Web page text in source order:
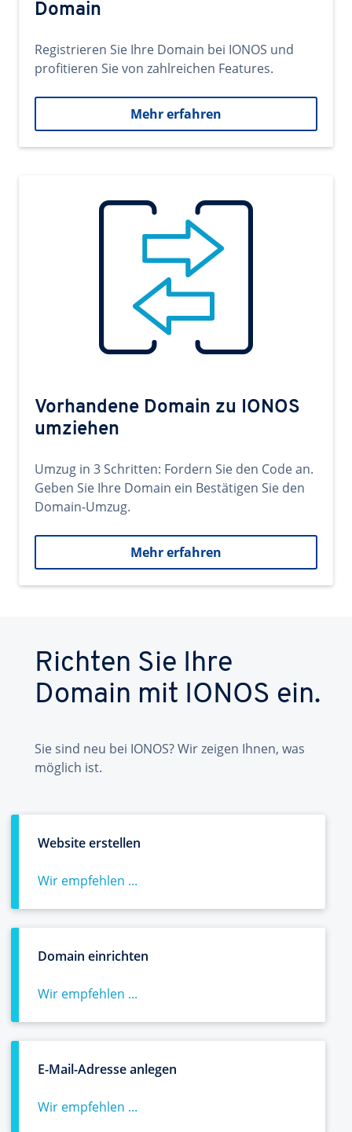
Domain
Registrieren Sie Ihre Domain bei IONOS und
profitieren Sie von zahlreichen Features.
Mehr erfahren
Vorhandene Domain zu IONOS
umziehen
Umzug in 3 Schritten: Fordern Sie den Code an.
Geben Sie Ihre Domain ein Bestätigen Sie den
Domain-Umzug.
Mehr erfahren
Richten Sie Ihre
Domain mit IONOS ein.
Sie sind neu bei IONOS? Wir zeigen Ihnen, was
möglich ist.
Website erstellen
Wir empfehlen ...
Domain einrichten
Wir empfehlen ...
E-Mail-Adresse anlegen
Wir empfehlen ...